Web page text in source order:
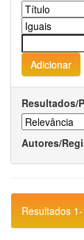
Resultados/
Autores/
Resultados